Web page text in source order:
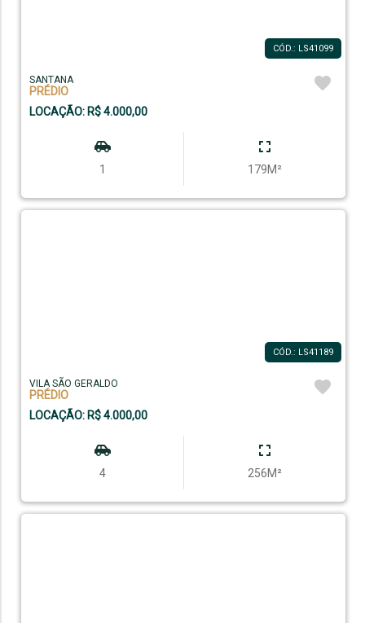
CÓD.: LS41099
SANTANA
PRÉDIO
LOCAÇÃO: R$ 4.000,00
1 179M²
CÓD.: LS41189
VILA SÃO GERALDO
PRÉDIO
LOCAÇÃO: R$ 4.000,00
4 256M²